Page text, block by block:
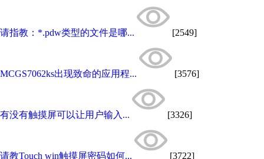
请指教：*.pdw类型的文件是哪... [2549]
MCGS7062ks出现致命的应用程... [3576]
有没有触摸屏可以让用户输入... [3326]
请教Touch win触摸屏密码如何... [3722]